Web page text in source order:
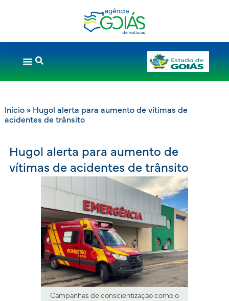
Início» Hugol alerta para aumento de vítimas de
acidentes de trânsito
Hugol alerta para aumento de
vítimas de acidentes de trânsito
Campanhas de conscientização como o